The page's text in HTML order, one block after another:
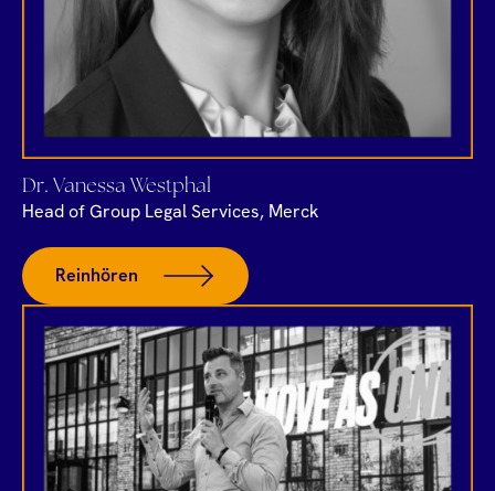
Dr. Vanessa Westphal
Head of Group Legal Services, Merck
Reinhören